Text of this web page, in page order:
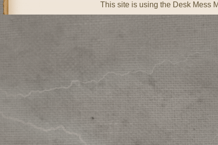
This site is using the Desk Mess